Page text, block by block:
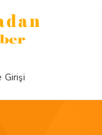
Girişi